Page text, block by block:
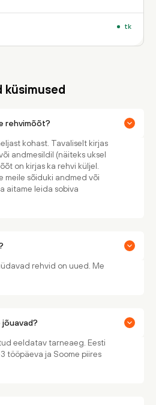
tk
küsimused
rehvimõõt?
kohast. Tavaliselt kirjas
andmesildil (näiteks uksel
on kirjas ka rehvi küljel.
meile sõiduki andmed või
aitame leida sobiva
rehvid on uued. Me
jõuavad?
eeldatav tarneaeg. Eesti
tööpäeva ja Soome piires